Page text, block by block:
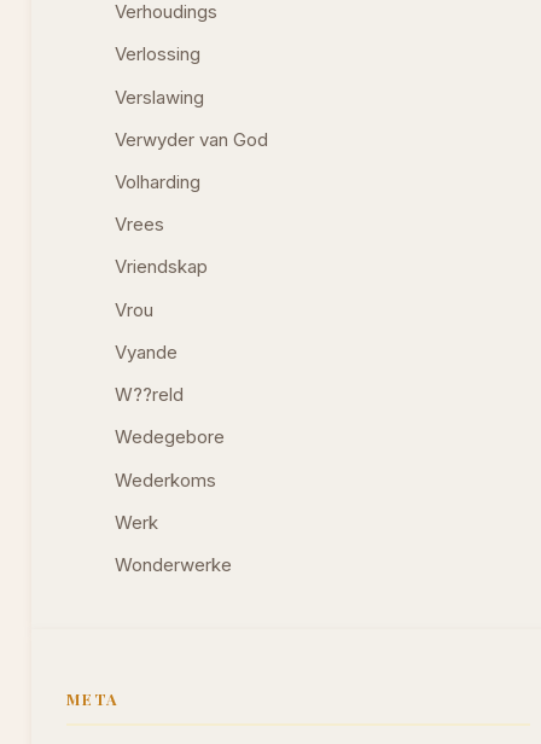
Verhoudings
Verlossing
Verslawing
Verwyder van God
Volharding
Vrees
Vriendskap
Vrou
Vyande
W??reld
Wedegebore
Wederkoms
Werk
Wonderwerke
META